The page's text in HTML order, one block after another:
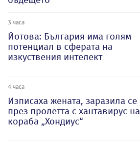
3 часа
Йотова: България има голям
потенциал в сферата на
изкуствения интелект
4 часа
Изписаха жената, заразила се
през пролетта с хантавирус на
кораба „Хондиус“